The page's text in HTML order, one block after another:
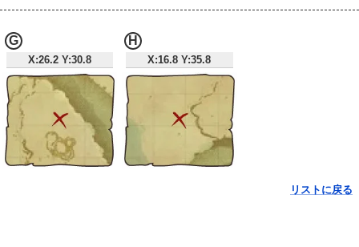
X:26.2 Y:30.8
G
X:16.8 Y:35.8
H
リストに戻る